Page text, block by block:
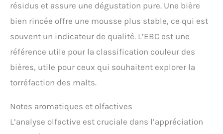
résidus et assure une dégustation pure. Une bière
bien rincée offre une mousse plus stable, ce qui est
souvent un indicateur de qualité. L’EBC est une
référence utile pour la classification couleur des
bières, utile pour ceux qui souhaitent explorer la
torréfaction des malts.
Notes aromatiques et olfactives
L’analyse olfactive est cruciale dans l’appréciation